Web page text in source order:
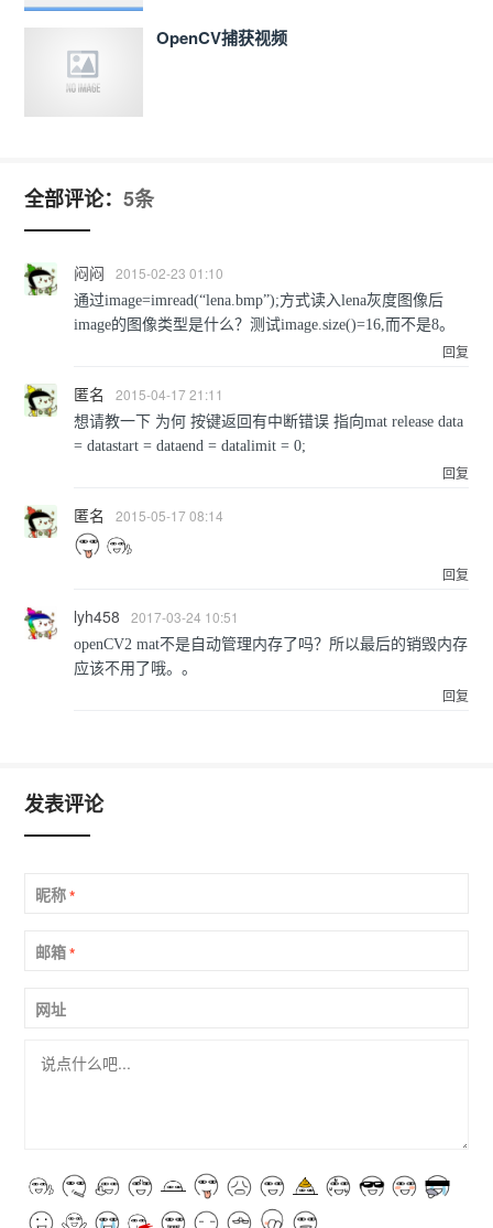
OpenCV捕获视频
全部评论： 5条
闷闷 2015-02-23 01:10
通过image=imread(“lena.bmp”);方式读入lena灰度图像后
image的图像类型是什么？测试image.size()=16,而不是8。
回复
匿名 2015-04-17 21:11
想请教一下 为何 按键返回有中断错误 指向mat release data
= datastart = dataend = datalimit = 0;
回复
匿名 2015-05-17 08:14
回复
lyh458 2017-03-24 10:51
openCV2 mat不是自动管理内存了吗？所以最后的销毁内存
应该不用了哦。。
回复
发表评论
昵称*
邮箱*
网址